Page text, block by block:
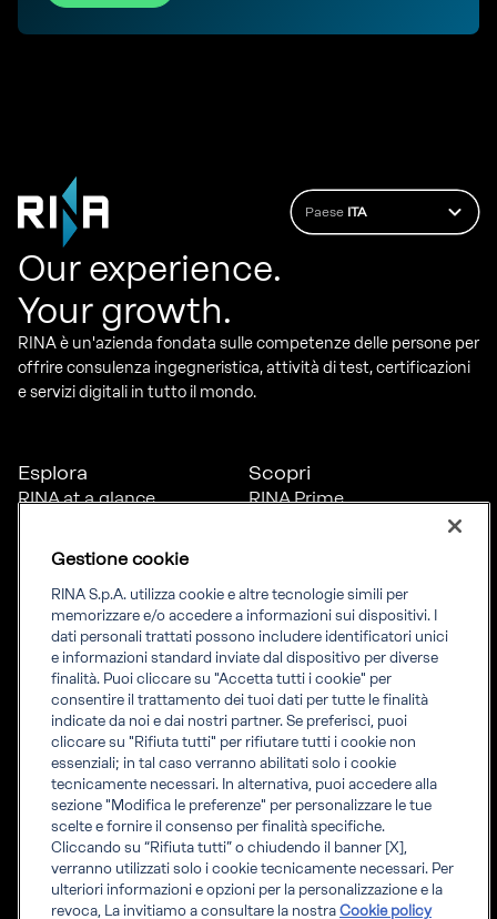
Paese ITA
Our experience.
Your growth.
RINA è un'azienda fondata sulle competenze delle persone per
offrire consulenza ingegneristica, attività di test, certificazioni
e servizi digitali in tutto il mondo.
Esplora
RINA at a glance
inclusione
News
Progetti
Sostenibilità
Scopri
RINA Prime
Connettiti
Uffici
Certification Member
Area
Certificati clienti
certification
Marine Member Area
Applicazioni digitali
marine
Informati
Informazioni legali
Compliance
Governance
Whistleblowing
Fatturazione elettronica
Accreditamenti RINA
Regolamenti RINA
Gestione cookie
RINA S.p.A. utilizza cookie e altre tecnologie simili per
memorizzare e/o accedere a informazioni sui dispositivi. I
dati personali trattati possono includere identificatori unici
e informazioni standard inviate dal dispositivo per diverse
finalità. Puoi cliccare su "Accetta tutti i cookie" per
consentire il trattamento dei tuoi dati per tutte le finalità
indicate da noi e dai nostri partner. Se preferisci, puoi
cliccare su "Rifiuta tutti" per rifiutare tutti i cookie non
essenziali; in tal caso verranno abilitati solo i cookie
tecnicamente necessari. In alternativa, puoi accedere alla
sezione "Modifica le preferenze" per personalizzare le tue
scelte e fornire il consenso per finalità specifiche.
Cliccando su “Rifiuta tutti” o chiudendo il banner [X],
verranno utilizzati solo i cookie tecnicamente necessari. Per
ulteriori informazioni e opzioni per la personalizzazione e la
revoca, La invitiamo a consultare la nostra Cookie policy